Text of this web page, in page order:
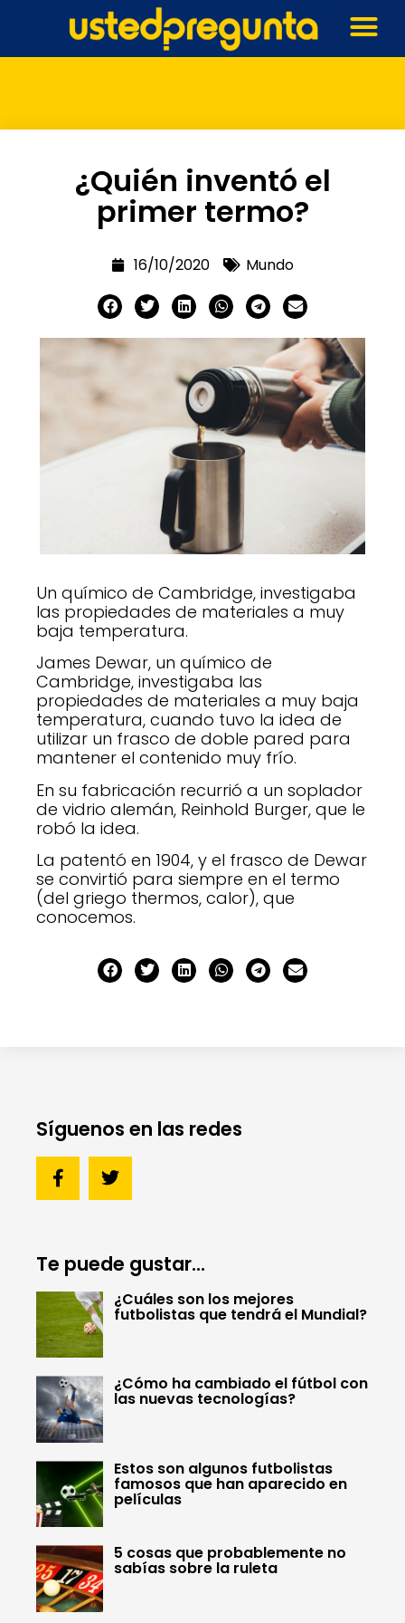
¿Quién inventó el
primer termo?
16/10/2020 Mundo
Un químico de Cambridge, investigaba
las propiedades de materiales a muy
baja temperatura.
James Dewar, un químico de
Cambridge, investigaba las
propiedades de materiales a muy baja
temperatura, cuando tuvo la idea de
utilizar un frasco de doble pared para
mantener el contenido muy frío.
En su fabricación recurrió a un soplador
de vidrio alemán, Reinhold Burger, que le
robó la idea.
La patentó en 1904, y el frasco de Dewar
se convirtió para siempre en el termo
(del griego thermos, calor), que
conocemos.
Síguenos en las redes
Te puede gustar...
¿Cuáles son los mejores
futbolistas que tendrá el Mundial?
¿Cómo ha cambiado el fútbol con
las nuevas tecnologías?
Estos son algunos futbolistas
famosos que han aparecido en
películas
5 cosas que probablemente no
sabías sobre la ruleta